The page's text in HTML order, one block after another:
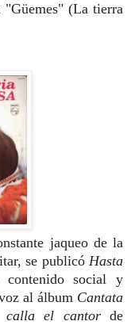
(La tierra
jaqueo de la
se publicóHasta
social y
al álbum Cantata
el cantor de